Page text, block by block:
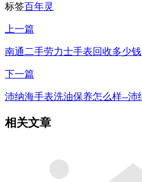
标签百年灵
上一篇
南通二手劳力士手表回收多少钱
下一篇
沛纳海手表洗油保养怎么样--沛
相关文章